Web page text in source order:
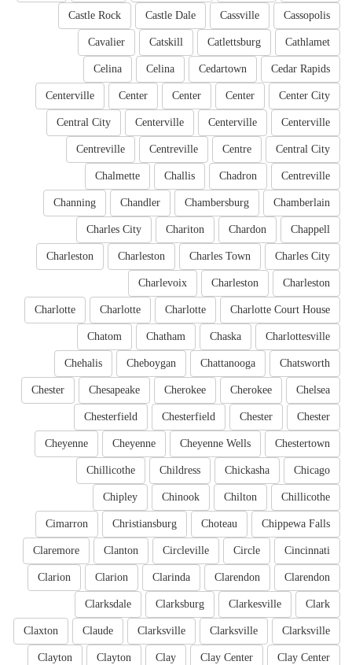
Cassopolis
Cassville
Castle Dale
Castle Rock
Cathlamet
Catlettsburg
Catskill
Cavalier
Cedar Rapids
Cedartown
Celina
Celina
Center City
Center
Center
Center
Centerville
Centerville
Centerville
Centerville
Central City
Central City
Centre
Centreville
Centreville
Centreville
Chadron
Challis
Chalmette
Chamberlain
Chambersburg
Chandler
Channing
Chappell
Chardon
Chariton
Charles City
Charles City
Charles Town
Charleston
Charleston
Charleston
Charleston
Charlevoix
Charlotte Court House
Charlotte
Charlotte
Charlotte
Charlottesville
Chaska
Chatham
Chatom
Chatsworth
Chattanooga
Cheboygan
Chehalis
Chelsea
Cherokee
Cherokee
Chesapeake
Chester
Chester
Chester
Chesterfield
Chesterfield
Chestertown
Cheyenne Wells
Cheyenne
Cheyenne
Chicago
Chickasha
Childress
Chillicothe
Chillicothe
Chilton
Chinook
Chipley
Chippewa Falls
Choteau
Christiansburg
Cimarron
Cincinnati
Circle
Circleville
Clanton
Claremore
Clarendon
Clarendon
Clarinda
Clarion
Clarion
Clark
Clarkesville
Clarksburg
Clarksdale
Clarksville
Clarksville
Clarksville
Claude
Claxton
Clay Center
Clay Center
Clay
Clayton
Clayton